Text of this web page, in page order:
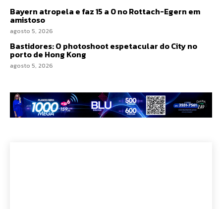
Bayern atropela e faz 15 a 0 no Rottach-Egern em
amistoso
agosto 5, 2026
Bastidores: O photoshoot espetacular do City no
porto de Hong Kong
agosto 5, 2026